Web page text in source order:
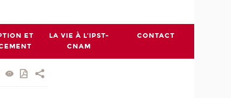
ET
LA VIE À L'IPST-
CNAM
CONTACT